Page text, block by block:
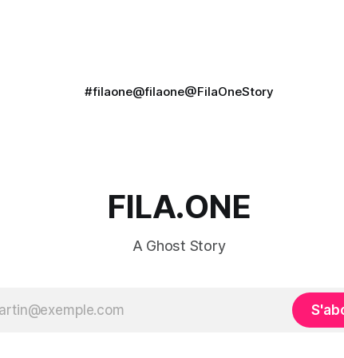
#filaone@filaone@FilaOneStory
FILA.ONE
A Ghost Story